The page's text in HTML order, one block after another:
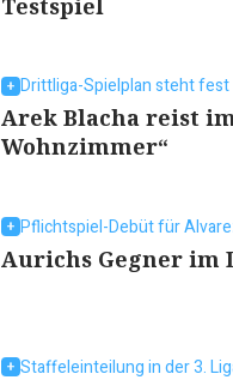
Testspiel
Drittliga-Spielplan steht fest
Arek Blacha reist
Wohnzimmer“
Pflichtspiel-Debüt für
Aurichs Gegner im
Staffeleinteilung in der 3.